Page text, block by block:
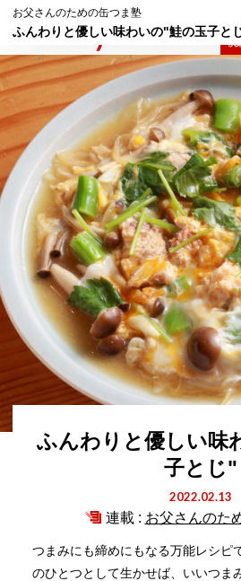
お父さんのための缶つま塾
ふんわりと優しい味わいの"鮭の玉子と
ふんわりと優しい味
子とじ"
2022.02.13
連載 : お父さんのた
つまみにも締めにもなる万能レシピ
のひとつとして生かせば、いいつま